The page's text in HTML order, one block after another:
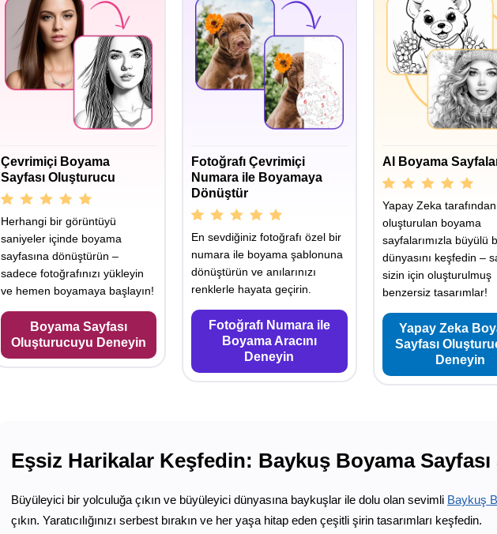
Çevrimiçi Boyama
Sayfası Oluşturucu
Herhangi bir görüntüyü
saniyeler içinde boyama
sayfasına dönüştürün –
sadece fotoğrafınızı yükleyin
ve hemen boyamaya başlayın!
Boyama Sayfası
Oluşturucuyu Deneyin
Fotoğrafı Çevrimiçi
Numara ile Boyamaya
Dönüştür
En sevdiğiniz fotoğrafı özel bir
numara ile boyama şablonuna
dönüştürün ve anılarınızı
renklerle hayata geçirin.
Fotoğrafı Numara ile
Boyama Aracını
Deneyin
AI Boyama
Yapay Zeka tarafından
oluşturulan boyama
sayfalarımızla büyülü
dünyasını keşfedin –
sizin için oluşturulmuş
benzersiz tasarımlar!
Yapay Zeka
Sayfası
Deneyin
Eşsiz Harikalar Keşfedin: Baykuş Boyama
Büyüleyici bir yolculuğa çıkın ve büyüleyici dünyasına baykuşlar ile dolu olan sevimli Baykuş
çıkın. Yaratıcılığınızı serbest bırakın ve her yaşa hitap eden çeşitli şirin tasarımları keşfedin.